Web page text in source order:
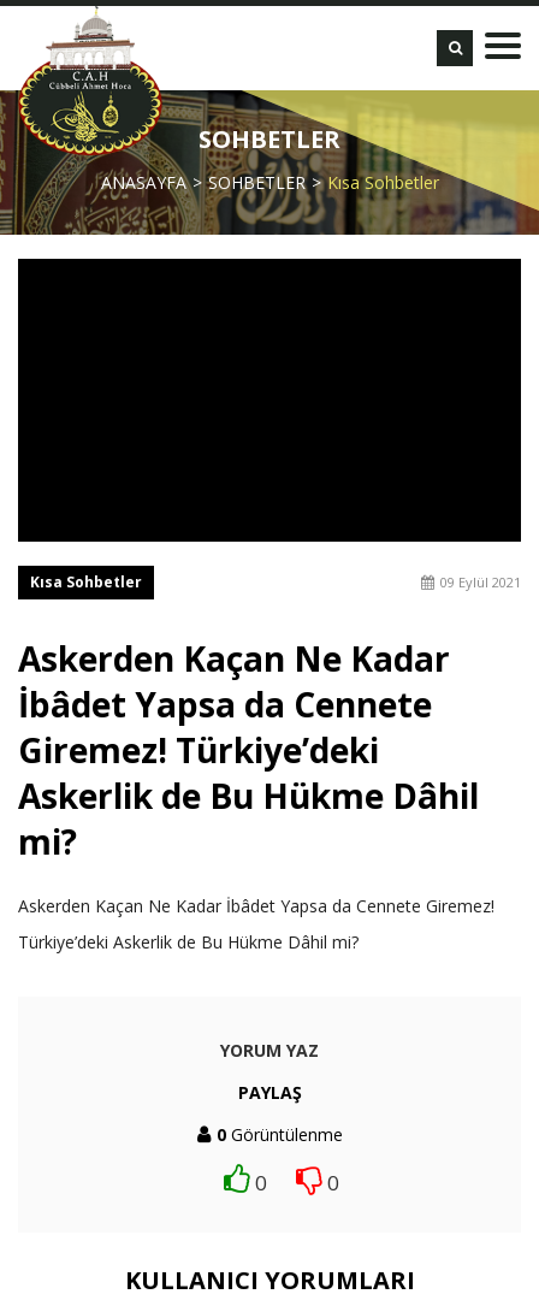
SOHBETLER
ANASAYFA SOHBETLER Kısa Sohbetler
Kısa Sohbetler 09 Eylül 2021
Askerden Kaçan Ne Kadar
İbâdet Yapsa da Cennete
Giremez! Türkiye’deki
Askerlik de Bu Hükme Dâhil
mi?
Askerden Kaçan Ne Kadar İbâdet Yapsa da Cennete Giremez!
Türkiye’deki Askerlik de Bu Hükme Dâhil mi?
YORUM YAZ
PAYLAŞ
0Görüntülenme
0 0
KULLANICI YORUMLARI